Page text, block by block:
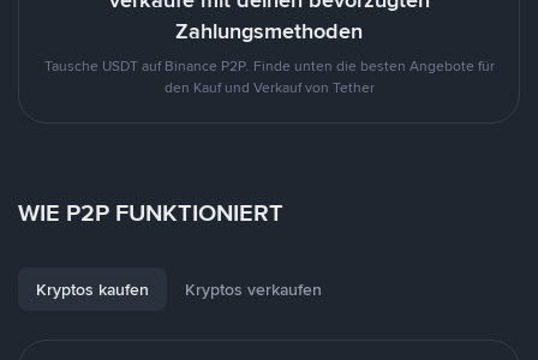
Zahlungsmethoden
Tausche USDT auf Binance P2P. Finde unten die besten Angebote für
den Kauf und Verkauf von Tether
WIE P2P FUNKTIONIERT
Kryptos kaufen Kryptos verkaufen